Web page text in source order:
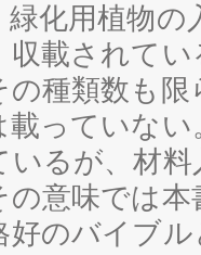
緑化用植物
収載されて
の種類数も
載っていな
いるが、材
の意味では
好のバイブ